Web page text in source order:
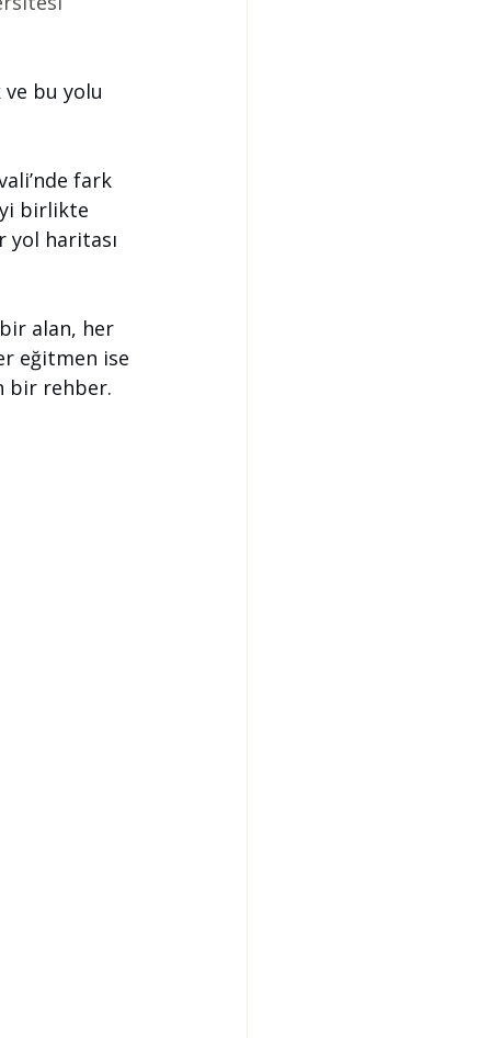
bu yolu
fark
birlikte
yol haritası
alan, her
eğitmen ise
bir rehber.